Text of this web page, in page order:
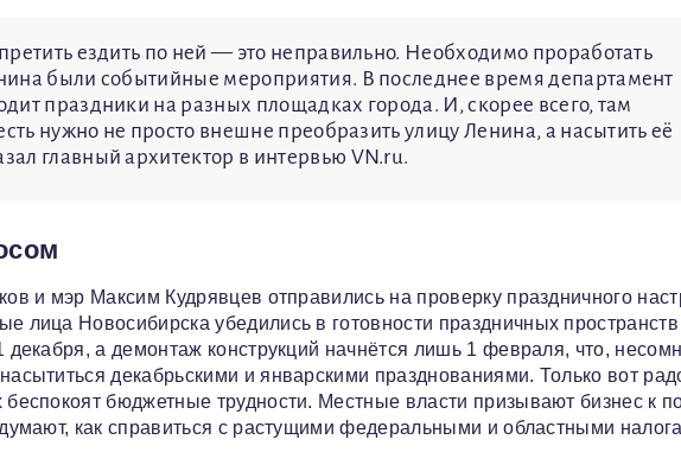
ездить по ней — это неправильно. Необходимо проработать
были событийные мероприятия. В последнее время департамент
праздники на разных площадках города. И, скорее всего, там
нужно не просто внешне преобразить улицу Ленина, а насытить её
главный архитектор в интервью VN.ru.
и мэр Максим Кудрявцев отправились на проверку праздничного
лица Новосибирска убедились в готовности праздничных
а демонтаж конструкций начнётся лишь 1 февраля, что,
декабрьскими и январскими празднованиями. Только вот
бюджетные трудности. Местные власти призывают бизнес к
как справиться с растущими федеральными и областными